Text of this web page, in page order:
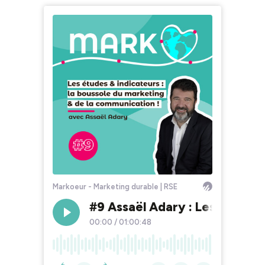
Markoeur - Marketing durable | RSE
#9 Assaël Adary : Les
00:00 / 01:00:48